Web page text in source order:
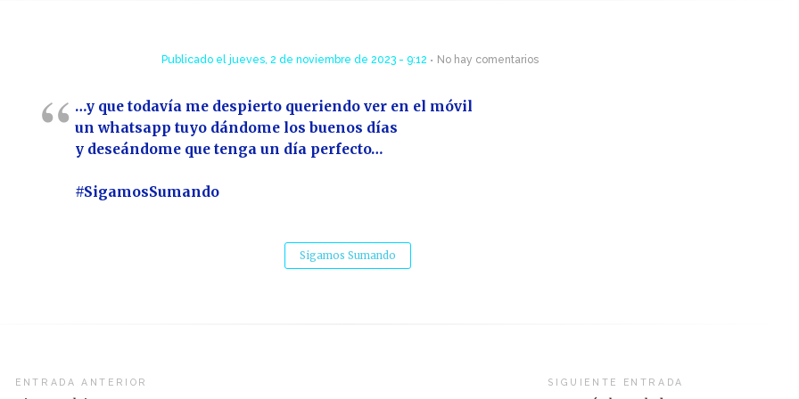
Publicado el jueves, 2 de noviembre de 2023 - 9:12 No hay comentarios
…y que todavía me despierto queriendo ver en el móvil
un whatsapp tuyo dándome los buenos días
y deseándome que tenga un día perfecto…
#SigamosSumando
Sigamos Sumando
ENTRADA ANTERIOR SIGUIENTE ENTRADA